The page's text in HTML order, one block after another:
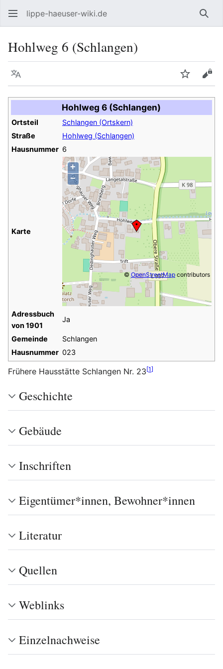
lippe-haeuser-wiki.de
Hohlweg 6 (Schlangen)
Sprache
Hohlweg 6 (Schlangen)
Ortsteil
Schlangen (Ortskern)
Straße
Hohlweg (Schlangen)
Hausnummer 6
Karte
+
−
©OpenStreetMapcontributors
Adressbuch
von 1901
Ja
Gemeinde
Schlangen
Hausnummer 023
Frühere Hausstätte Schlangen Nr. 23[1]
Geschichte
Gebäude
Inschriften
Eigentümer*innen, Bewohner*innen
Literatur
Quellen
Weblinks
Einzelnachweise